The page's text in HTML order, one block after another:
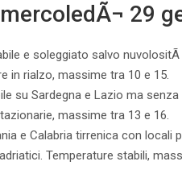
29
e soleggiato salvo
in rialzo, massime tra 10 e 15.
su Sardegna e Lazio ma
massime tra 13 e 16.
e Calabria tirrenica con locali
Temperature stabili,